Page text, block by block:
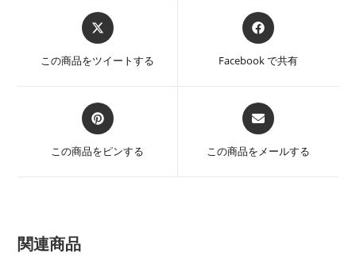
Opens
in
a
new
この商品をツイートする
Opens
in
a
new
Facebook で共有
Opens
in
a
new
この商品をピンする
Opens
in
a
new
この商品をメールする
関連商品